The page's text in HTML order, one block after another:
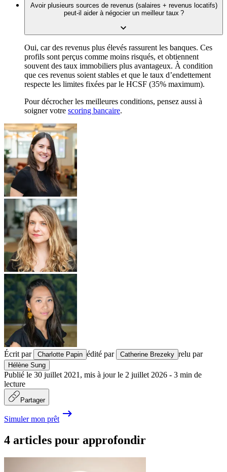
Avoir plusieurs sources de revenus (salaires + revenus locatifs)
peut-il aider à négocier un meilleur taux ?
Oui, car des revenus plus élevés rassurent les banques. Ces
profils sont perçus comme moins risqués, et obtiennent
souvent des taux immobiliers plus avantageux. À condition
que ces revenus soient stables et que le taux d’endettement
respecte les limites fixées par le HCSF (35% maximum).
Pour décrocher les meilleures conditions, pensez aussi à
soigner votre scoring bancaire.
Écrit par Charlotte Papin édité par Catherine Brezeky relu par
Hélène Sung
Publié le 30 juillet 2021 , mis à jour le 2 juillet 2026 - 3 min de
lecture
Partager
Simuler mon prêt
4 articles pour approfondir